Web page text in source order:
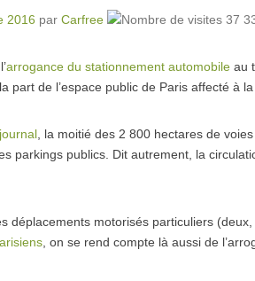
2016 par Carfree 37
arrogance du stationnement automobile au
part de l’espace public de Paris affecté à
, la moitié des 2 800 hectares de
parkings publics. Dit autrement, la
déplacements motorisés particuliers
, on se rend compte là aussi de